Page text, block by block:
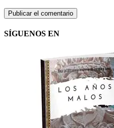
SÍGUENOS EN